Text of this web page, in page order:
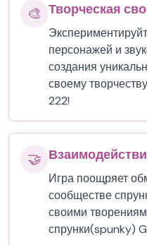
🎨 Творческая
персонажей и
создания
своему
222!
🤝
Игра поощряет
сообществе
своими
спрунки(spunky)